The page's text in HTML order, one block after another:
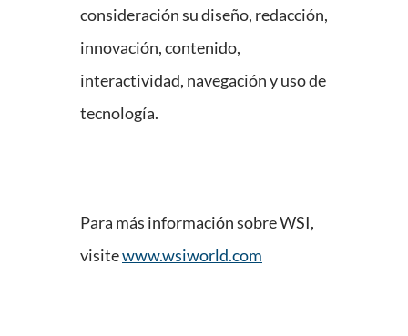
consideración su diseño, redacción,
innovación, contenido,
interactividad, navegación y uso de
tecnología.
Para más información sobre WSI,
visitewww.wsiworld.com